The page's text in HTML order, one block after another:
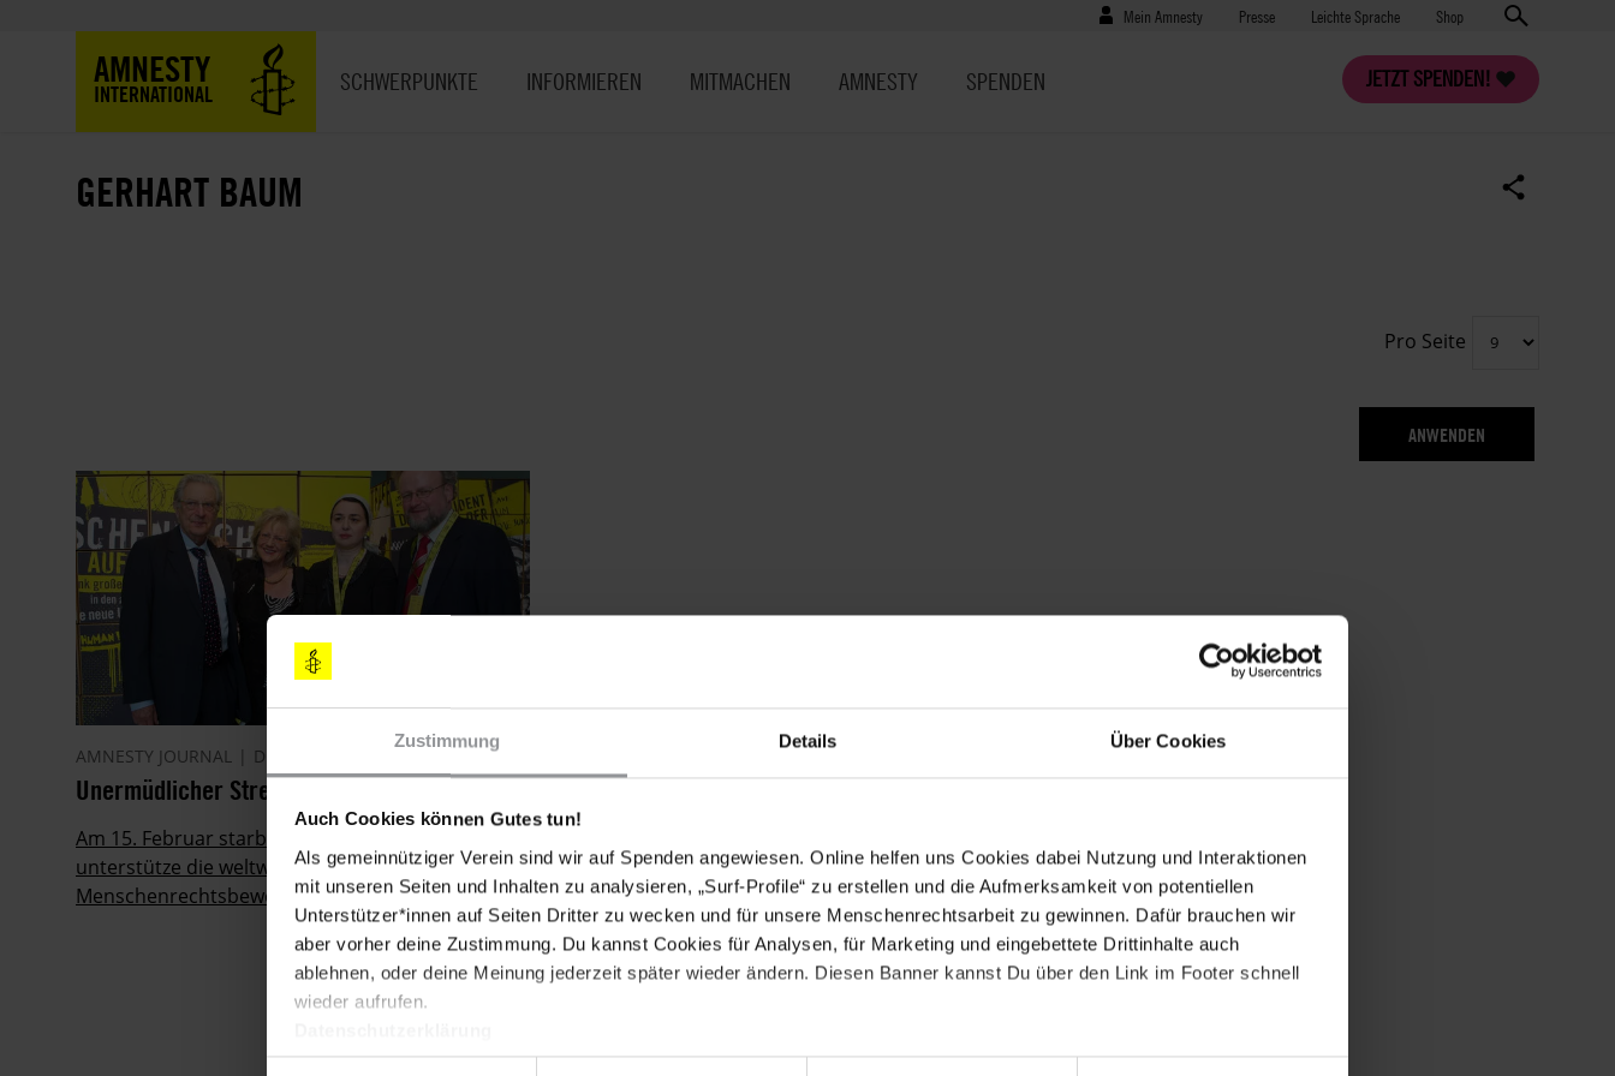
Zustimmung Details Über Cookies
Auch Cookies können Gutes tun!
Als gemeinnütziger Verein sind wir auf Spenden angewiesen. Online helfen uns Cookies dabei Nutzung und Interaktionen
mit unseren Seiten und Inhalten zu analysieren, „Surf-Profile“ zu erstellen und die Aufmerksamkeit von potentiellen
Unterstützer*innen auf Seiten Dritter zu wecken und für unsere Menschenrechtsarbeit zu gewinnen. Dafür brauchen wir
aber vorher deine Zustimmung. Du kannst Cookies für Analysen, für Marketing und eingebettete Drittinhalte auch
ablehnen, oder deine Meinung jederzeit später wieder ändern. Diesen Banner kannst Du über den Link im Footer schnell
wieder aufrufen.
Benutzermenü
Mein Amnesty Presse
Presse Leichte Sprache Shop
AMNESTY
INTERNATIONAL
JETZT SPENDEN!
SCHWERPUNKTE INFORMIEREN MITMACHEN AMNESTY SPENDEN
GERHART BAUM
Pro Seite
AMNESTY JOURNAL DEUTSCHLAND 02.03.2025
Unermüdlicher Streiter für Menschenrechte
Am 15. Februar starb Gerhart R. Baum. Er
unterstütze die weltweite
Menschenrechtsbewegung wie kaum ein anderer.